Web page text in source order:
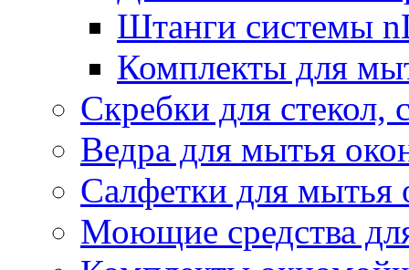
Штанги системы
Комплекты для
Скребки для стекол,
Ведра для мытья
Салфетки для мытья
Моющие средства